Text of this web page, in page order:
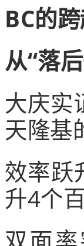
BC的
从“落
大庆实
天隆基
效率跃
升4个